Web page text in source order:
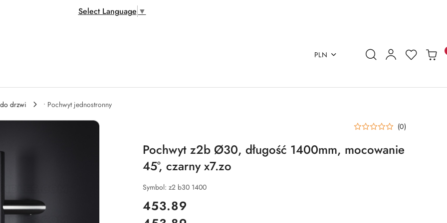
Select Language ▼
PLN
drzwi • Pochwyt jednostronny
(0)
Pochwyt z2b Ø30, długość 1400mm, mocowanie
45°, czarny x7.zo
Symbol: z2 b30 1400
cena:
453.89